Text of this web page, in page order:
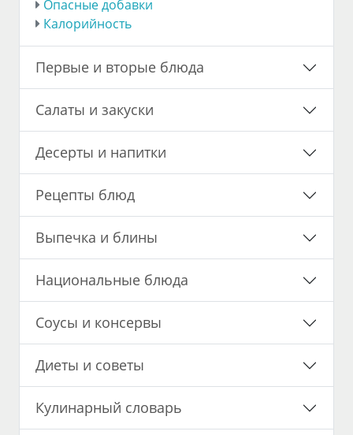
Опасные добавки
Калорийность
Первые и вторые блюда
Салаты и закуски
Десерты и напитки
Рецепты блюд
Выпечка и блины
Национальные блюда
Соусы и консервы
Диеты и советы
Кулинарный словарь